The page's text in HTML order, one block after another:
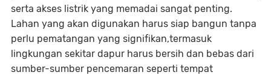
serta akses listrik yang memadai sangat penting.
Lahan yang akan digunakan harus siap bangun tanpa
perlu pematangan yang signifikan,termasuk
lingkungan sekitar dapur harus bersih dan bebas dari
sumber-sumber pencemaran seperti tempat